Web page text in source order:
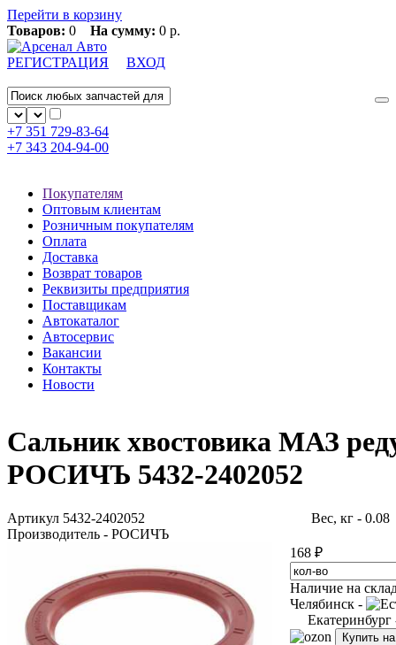
Перейти в корзину
Товаров: 0 На сумму: 0 р.
РЕГИСТРАЦИЯ ВХОД
+7 351 729-83-64
+7 343 204-94-00
Покупателям
Оптовым клиентам
Розничным покупателям
Оплата
Доставка
Возврат товаров
Реквизиты предприятия
Поставщикам
Автокаталог
Автосервис
Вакансии
Контакты
Новости
Сальник хвостовика МАЗ
РОСИЧЪ 5432-2402052
Артикул 5432-2402052
Производитель - РОСИЧЪ
Вес, кг -
168 ₽
Наличие на
Челябинск -
Купить